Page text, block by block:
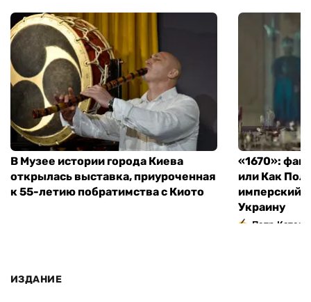
В Музее истории города Киева
открылась выставка, приуроченная
к 55-летию побратимства с Киото
«1670»:
или Как
имперский
Украину
Петр
ИЗДАНИЕ